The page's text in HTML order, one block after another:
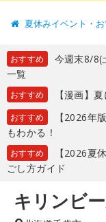
夏休みイベント・
おすすめ
今週末8/8(
一覧
おすすめ 【漫画】
おすすめ
【2026年
もわかる！
おすすめ
【2026夏
ごし方ガイド
キリンビ